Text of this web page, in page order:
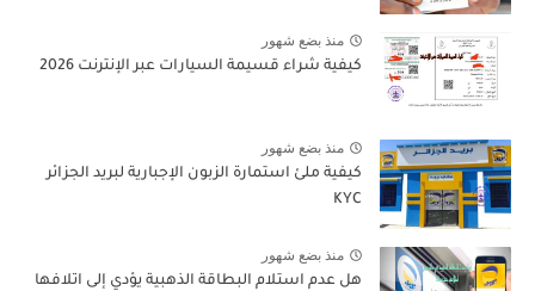
منذ بضع شهور
كيفية شراء قسيمة السيارات عبر الإنترنت 2026
منذ بضع شهور
كيفية ملئ استمارة الزبون الإجبارية لبريد الجزائر
KYC
منذ بضع شهور
هل عدم استلام البطاقة الذهبية يؤدي إلى اتلافها